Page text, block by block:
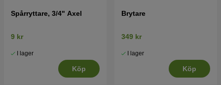
Spårryttare, 3/4" Axel
9 kr
I lager
Köp
Brytare
349 kr
I lager
Köp